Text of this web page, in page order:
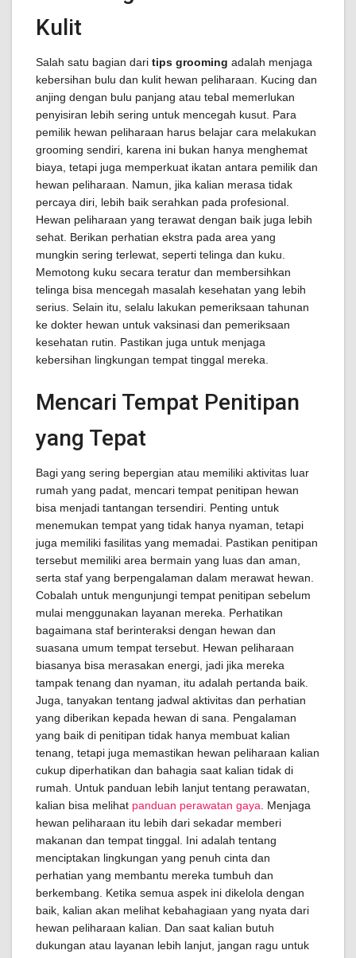
Kulit
Salah satu bagian dari tips grooming adalah menjaga
kebersihan bulu dan kulit hewan peliharaan. Kucing dan
anjing dengan bulu panjang atau tebal memerlukan
penyisiran lebih sering untuk mencegah kusut. Para
pemilik hewan peliharaan harus belajar cara melakukan
grooming sendiri, karena ini bukan hanya menghemat
biaya, tetapi juga memperkuat ikatan antara pemilik dan
hewan peliharaan. Namun, jika kalian merasa tidak
percaya diri, lebih baik serahkan pada profesional.
Hewan peliharaan yang terawat dengan baik juga lebih
sehat. Berikan perhatian ekstra pada area yang
mungkin sering terlewat, seperti telinga dan kuku.
Memotong kuku secara teratur dan membersihkan
telinga bisa mencegah masalah kesehatan yang lebih
serius. Selain itu, selalu lakukan pemeriksaan tahunan
ke dokter hewan untuk vaksinasi dan pemeriksaan
kesehatan rutin. Pastikan juga untuk menjaga
kebersihan lingkungan tempat tinggal mereka.
Mencari Tempat Penitipan
yang Tepat
Bagi yang sering bepergian atau memiliki aktivitas luar
rumah yang padat, mencari tempat penitipan hewan
bisa menjadi tantangan tersendiri. Penting untuk
menemukan tempat yang tidak hanya nyaman, tetapi
juga memiliki fasilitas yang memadai. Pastikan penitipan
tersebut memiliki area bermain yang luas dan aman,
serta staf yang berpengalaman dalam merawat hewan.
Cobalah untuk mengunjungi tempat penitipan sebelum
mulai menggunakan layanan mereka. Perhatikan
bagaimana staf berinteraksi dengan hewan dan
suasana umum tempat tersebut. Hewan peliharaan
biasanya bisa merasakan energi, jadi jika mereka
tampak tenang dan nyaman, itu adalah pertanda baik.
Juga, tanyakan tentang jadwal aktivitas dan perhatian
yang diberikan kepada hewan di sana. Pengalaman
yang baik di penitipan tidak hanya membuat kalian
tenang, tetapi juga memastikan hewan peliharaan kalian
cukup diperhatikan dan bahagia saat kalian tidak di
rumah. Untuk panduan lebih lanjut tentang perawatan,
kalian bisa melihat panduan perawatan gaya . Menjaga
hewan peliharaan itu lebih dari sekadar memberi
makanan dan tempat tinggal. Ini adalah tentang
menciptakan lingkungan yang penuh cinta dan
perhatian yang membantu mereka tumbuh dan
berkembang. Ketika semua aspek ini dikelola dengan
baik, kalian akan melihat kebahagiaan yang nyata dari
hewan peliharaan kalian. Dan saat kalian butuh
dukungan atau layanan lebih lanjut, jangan ragu untuk